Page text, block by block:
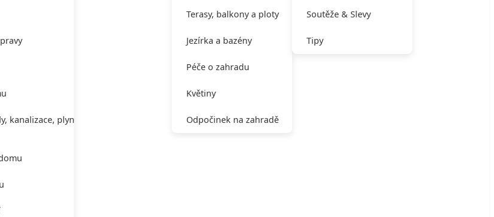
kanalizace, plynu,
Terasy, balkony a ploty
Jezírka a bazény
Péče o zahradu
Květiny
Odpočinek na zahradě
Soutěže & Slevy
Tipy